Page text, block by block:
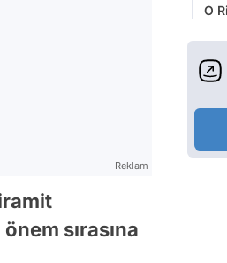
Reklam
sırasına
O